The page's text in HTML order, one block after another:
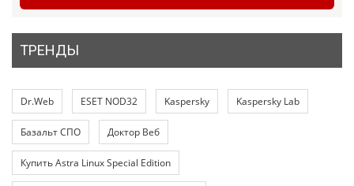
ТРЕНДЫ
Dr.Web ESET NOD32 Kaspersky Kaspersky Lab
Базальт СПО Доктор Веб
Купить Astra Linux Special Edition